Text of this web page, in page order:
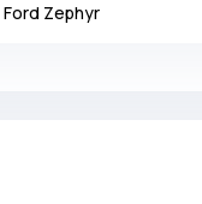
Ford Zephyr